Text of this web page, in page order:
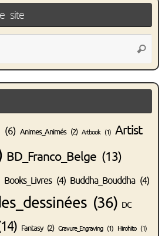
site
(6) Animes_Animés(2) Artbook(1) Artist
BD_Franco_Belge (13)
Books_Livres(4) Buddha_Bouddha(4)
(36) DC
Fantasy(2) Gravure_Engraving(1) Hirohito(1)